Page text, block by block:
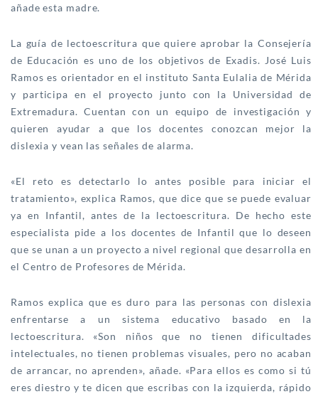
añade esta madre.
La guía de lectoescritura que quiere aprobar la Consejería
de Educación es uno de los objetivos de Exadis. José Luis
Ramos es orientador en el instituto Santa Eulalia de Mérida
y participa en el proyecto junto con la Universidad de
Extremadura. Cuentan con un equipo de investigación y
quieren ayudar a que los docentes conozcan mejor la
dislexia y vean las señales de alarma.
«El reto es detectarlo lo antes posible para iniciar el
tratamiento», explica Ramos, que dice que se puede evaluar
ya en Infantil, antes de la lectoescritura. De hecho este
especialista pide a los docentes de Infantil que lo deseen
que se unan a un proyecto a nivel regional que desarrolla en
el Centro de Profesores de Mérida.
Ramos explica que es duro para las personas con dislexia
enfrentarse a un sistema educativo basado en la
lectoescritura. «Son niños que no tienen dificultades
intelectuales, no tienen problemas visuales, pero no acaban
de arrancar, no aprenden», añade. «Para ellos es como si tú
eres diestro y te dicen que escribas con la izquierda, rápido